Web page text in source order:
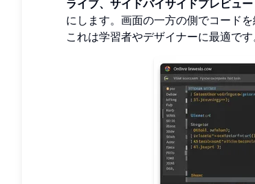
ライブ、サイドバイサイドプレビュー
にします。画面の一方の側でコード
これは学習者やデザイナーに最適です